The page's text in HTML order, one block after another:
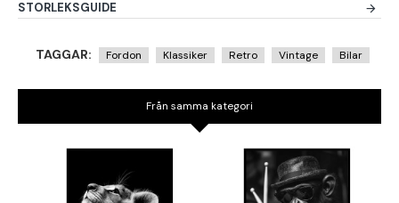
STORLEKSGUIDE
TAGGAR: Fordon Klassiker Retro Vintage Bilar
Från samma kategori